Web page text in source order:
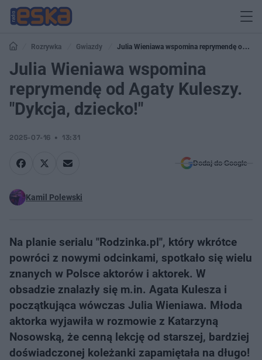
Rozrywka Gwiazdy
Julia Wieniawa wspomina reprymendę od
Agaty Kuleszy. "Dykcja, dziecko!"
Julia Wieniawa wspomina
reprymendę od Agaty Kuleszy.
"Dykcja, dziecko!"
2025-07-16 13:31
Dodaj do Google
Kamil Polewski
Na planie serialu "Rodzinka.pl", który wkrótce
powróci z nowymi odcinkami, spotkało się wielu
znanych w Polsce aktorów i aktorek. W
obsadzie znalazły się m.in. Agata Kulesza i
początkująca wówczas Julia Wieniawa. Młoda
aktorka wyjawiła w rozmowie z Katarzyną
Nosowską, że cenną lekcję od starszej, bardziej
doświadczonej koleżanki zapamiętała na długo!